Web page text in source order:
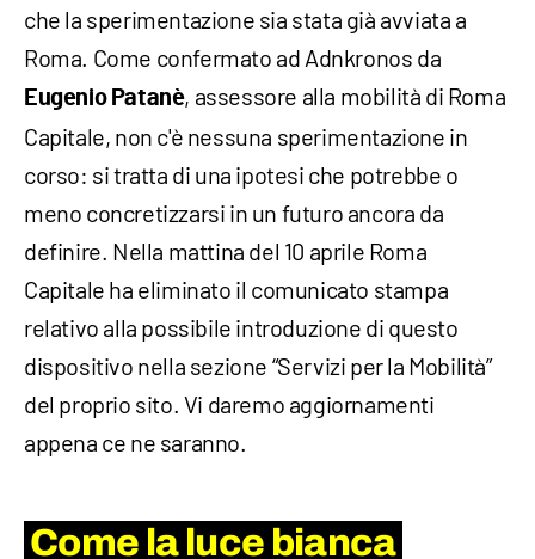
che la sperimentazione sia stata già avviata a
Roma. Come confermato ad Adnkronos da
Eugenio Patanè, assessore alla mobilità di Roma
Capitale, non c'è nessuna sperimentazione in
corso: si tratta di una ipotesi che potrebbe o
meno concretizzarsi in un futuro ancora da
definire. Nella mattina del 10 aprile Roma
Capitale ha eliminato il comunicato stampa
relativo alla possibile introduzione di questo
dispositivo nella sezione “Servizi per la Mobilità”
del proprio sito. Vi daremo aggiornamenti
appena ce ne saranno.
Come la luce bianca